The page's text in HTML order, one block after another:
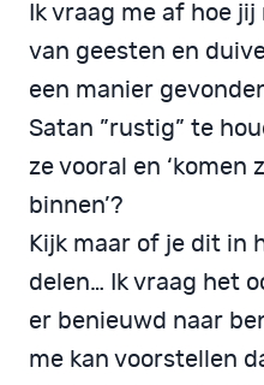
Ik vraag me af hoe
van geesten en
een manier
Satan ”rustig” te
ze vooral en ‘komen
binnen’?
Kijk maar of je dit in
delen… Ik vraag het
er benieuwd naar
me kan voorstellen